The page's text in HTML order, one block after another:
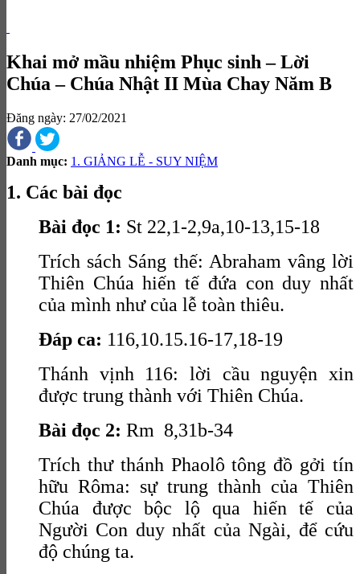
Khai mở mầu nhiệm Phục sinh – Lời
Chúa – Chúa Nhật II Mùa Chay Năm B
Đăng ngày: 27/02/2021
Danh mục: 1. GIẢNG LỄ - SUY NIỆM
1. Các bài đọc
Bài đọc 1: St 22,1-2,9a,10-13,15-18
Trích sách Sáng thế: Abraham vâng lời
Thiên Chúa hiến tế đứa con duy nhất
của mình như của lễ toàn thiêu.
Đáp ca: 116,10.15.16-17,18-19
Thánh vịnh 116: lời cầu nguyện xin
được trung thành với Thiên Chúa.
Bài đọc 2: Rm 8,31b-34
Trích thư thánh Phaolô tông đồ gởi tín
hữu Rôma: sự trung thành của Thiên
Chúa được bộc lộ qua hiến tế của
Người Con duy nhất của Ngài, để cứu
độ chúng ta.